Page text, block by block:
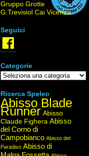
Gruppo Grotte
G.Trevisiol Cai Vicenza
Seguici
Facebook
Categorie
Categorie
Ricerca Speleo
Abisso Blade
Runner Abisso
Claude Fighera Abisso
del Corno di
Campobianco Abisso del
Paradiso Abisso di